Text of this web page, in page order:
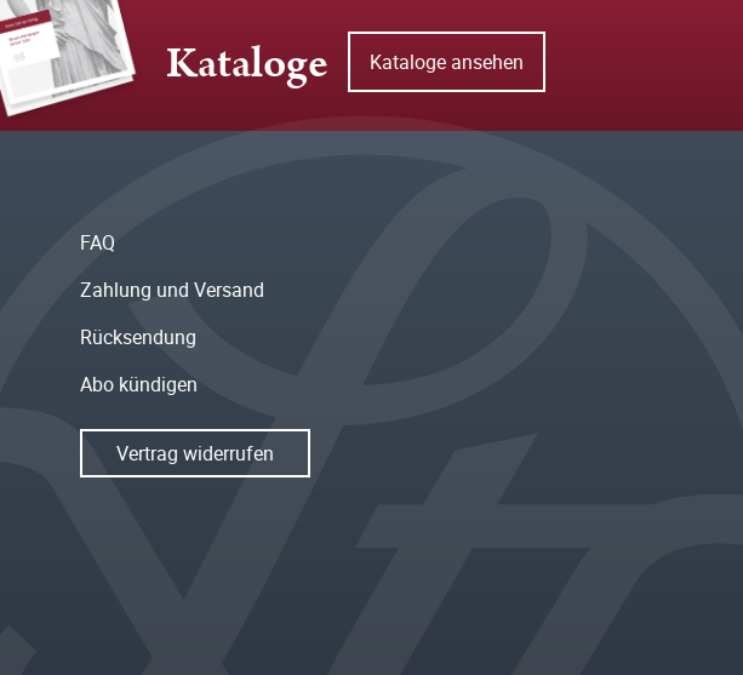
Kataloge Kataloge ansehen
FAQ
Zahlung und Versand
Rücksendung
Abo kündigen
Vertrag widerrufen